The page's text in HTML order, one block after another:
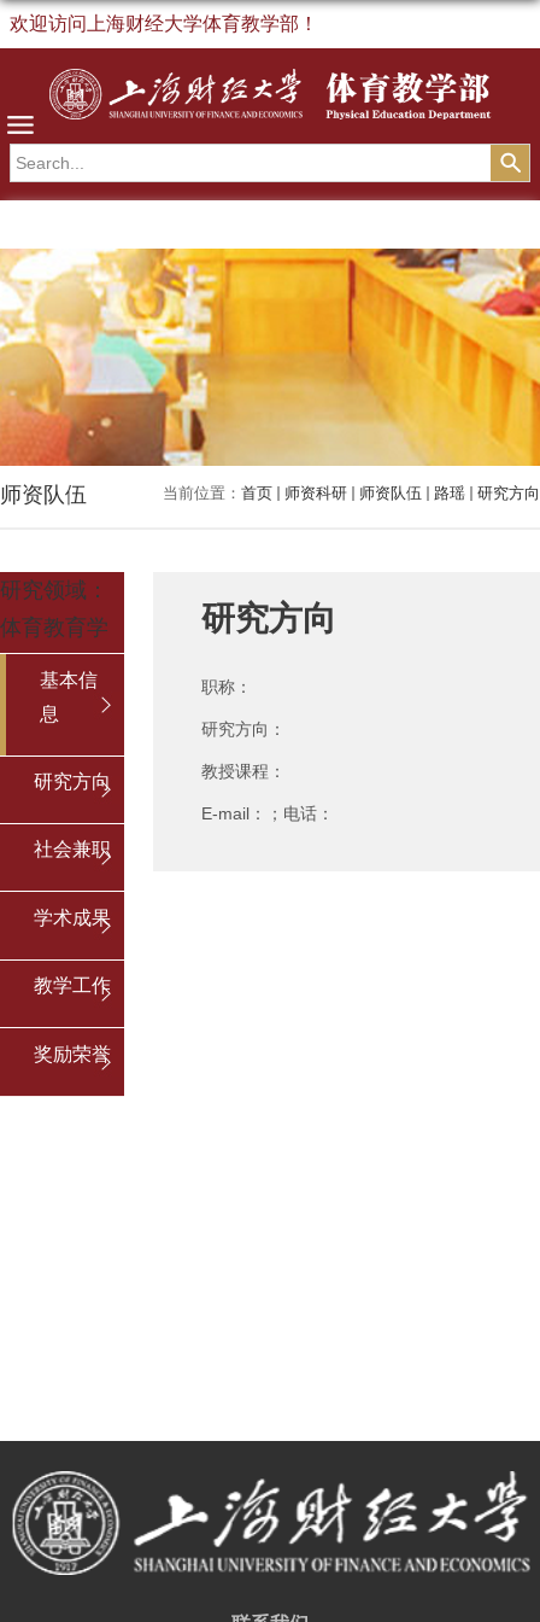
欢迎访问上海财经大学体育教学部！
当前位置： 首页 师资科研 师资队伍 路瑶 研究方向
师资队伍
研究领域：
体育教育学
基本信
息
研究方向
社会兼职
学术成果
教学工作
奖励荣誉
研究方向
职称：
研究方向：
教授课程：
E-mail：；电话：